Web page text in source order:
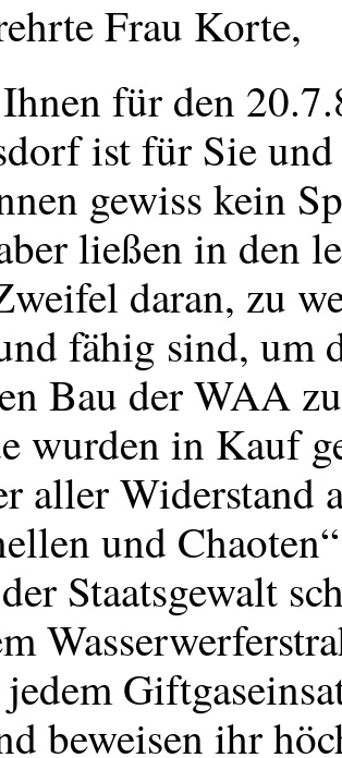
Frau Korte,
für den
ist für Sie
gewiss kein
ließen in den
daran, zu
fähig sind, um
Bau derWAA
wurden in Kauf
aller Widerstand
und
Staatsgewalt
beweisen ihr